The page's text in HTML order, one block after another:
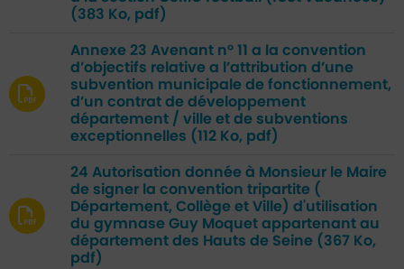
(383 Ko, pdf)
Annexe 23 Avenant n° 11 a la convention
d’objectifs relative a l’attribution d’une
subvention municipale de fonctionnement,
d’un contrat de développement
département / ville et de subventions
exceptionnelles (112 Ko, pdf)
24 Autorisation donnée à Monsieur le Maire
de signer la convention tripartite (
Département, Collège et Ville) d'utilisation
du gymnase Guy Moquet appartenant au
département des Hauts de Seine (367 Ko,
pdf)